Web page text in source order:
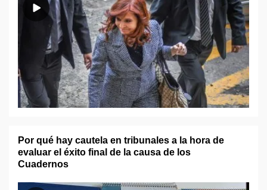
Por qué hay cautela en tribunales a la hora de
evaluar el éxito final de la causa de los
Cuadernos